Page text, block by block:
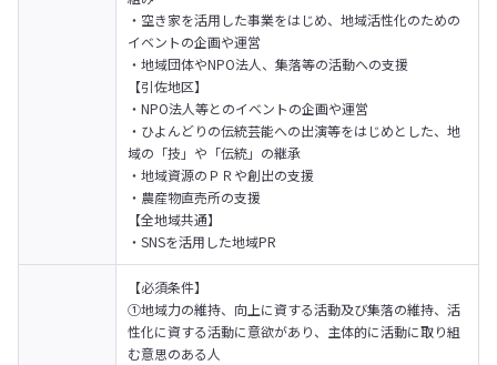
・空き家を活用した事業をはじめ、地域活性化のための
イベントの企画や運営
・地域団体やNPO法人、集落等の活動への支援
【引佐地区】
・NPO法人等とのイベントの企画や運営
・ひよんどりの伝統芸能への出演等をはじめとした、地
域の「技」や「伝統」の継承
・地域資源のＰＲや創出の支援
・農産物直売所の支援
【全地域共通】
・SNSを活用した地域PR
【必須条件】
①地域力の維持、向上に資する活動及び集落の維持、活
性化に資する活動に意欲があり、主体的に活動に取り組
む意思のある人